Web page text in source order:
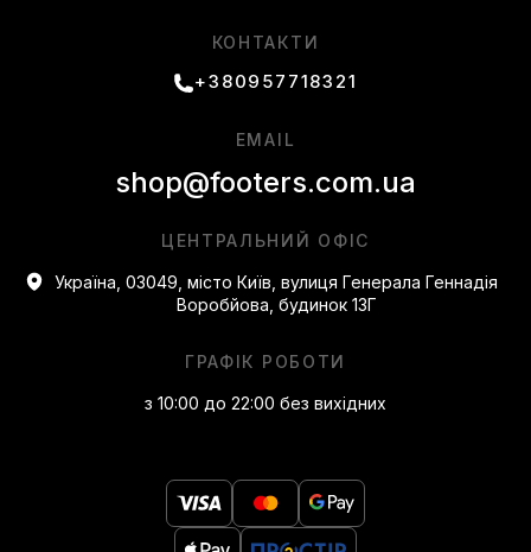
КОНТАКТИ
+380957718321
ЦЕНТРАЛЬНИЙ ОФІС
Україна, 03049, місто Київ, вулиця Генерала Геннадія
Воробйова, будинок 13Г
ГРАФІК РОБОТИ
з 10:00 до 22:00 без вихідних
EMAIL
shop@footers.com.ua